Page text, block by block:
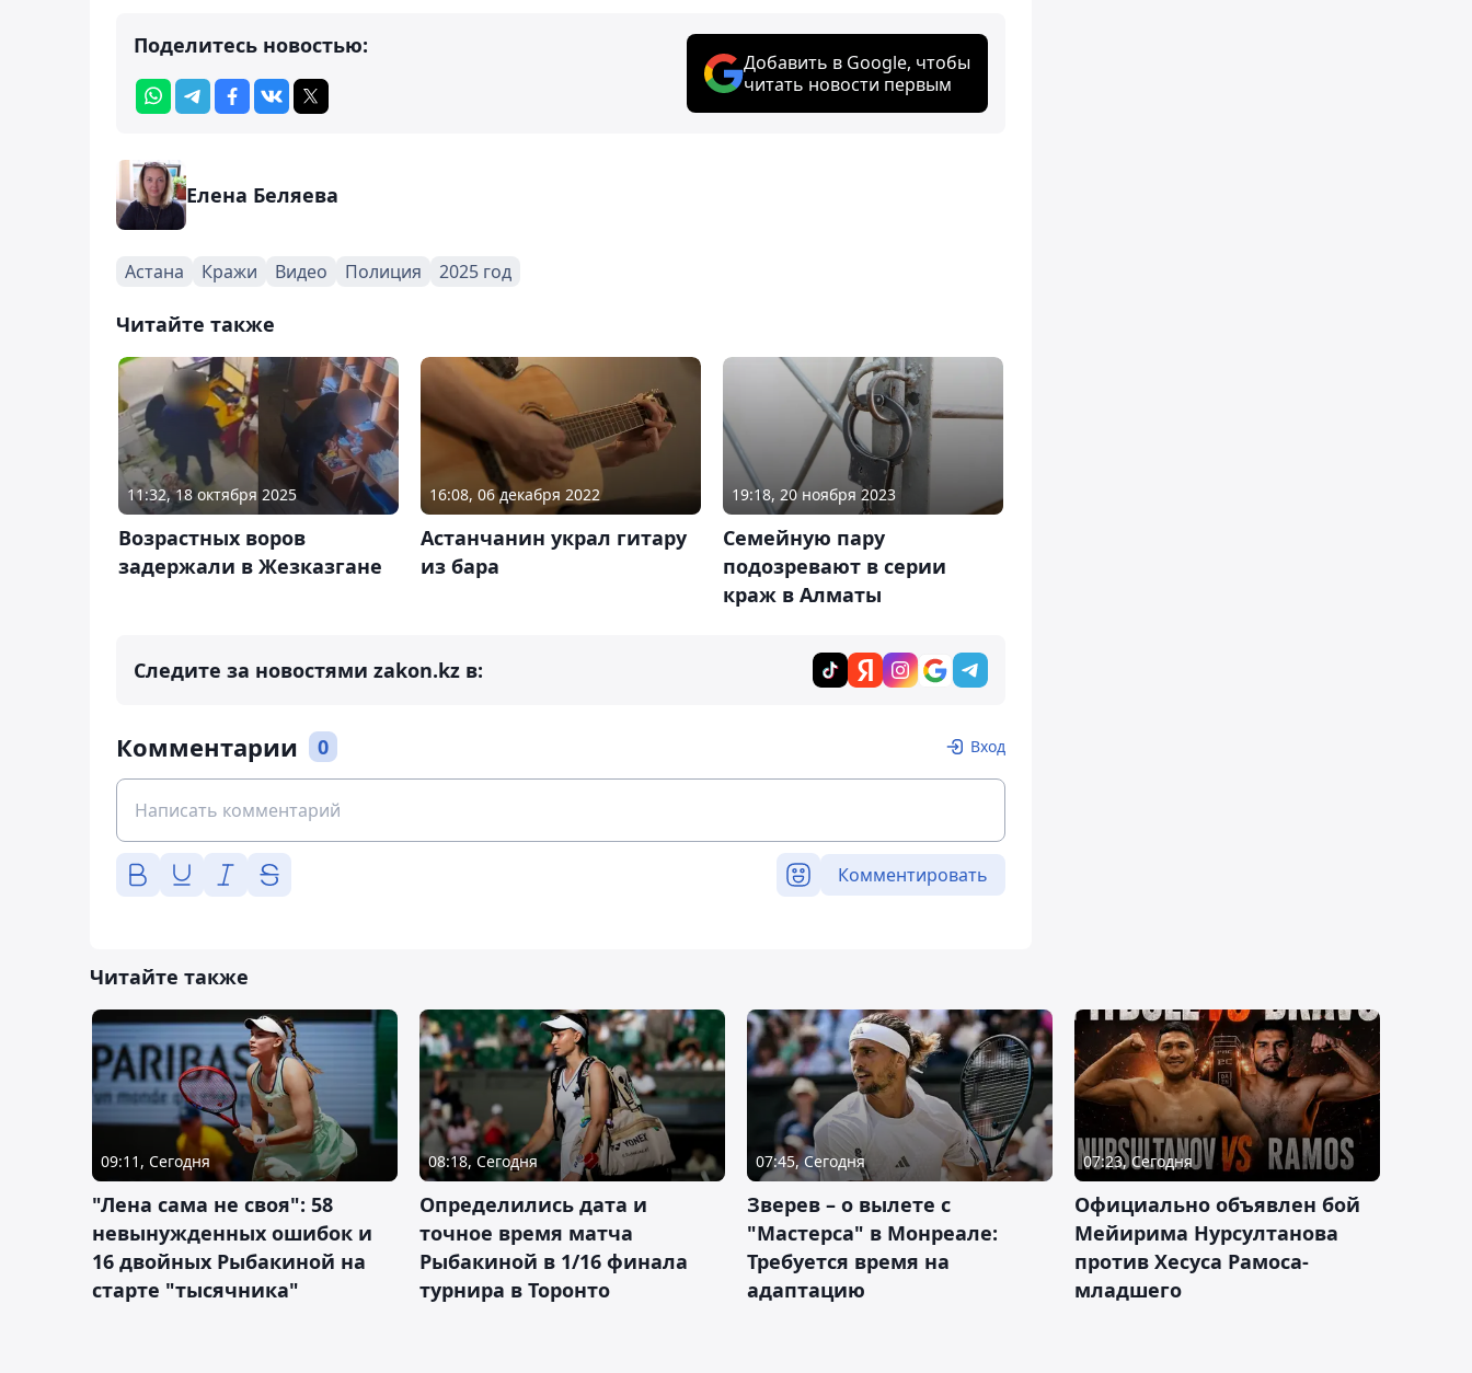
Поделитесь новостью:
Добавить в Google, чтобы
читать новости первым
Елена Беляева
Астана Кражи Видео Полиция 2025 год
Читайте также
11:32, 18 октября 2025
Возрастных воров
задержали в Жезказгане
16:08, 06 декабря 2022
Астанчанин украл гитару
из бара
19:18, 20 ноября 2023
Семейную пару
подозревают в серии
краж в Алматы
Следите за новостями zakon.kz в:
Комментарии 0 Вход
Комментировать
Читайте также
09:11, Сегодня
"Лена сама не своя": 58
невынужденных ошибок и
16 двойных Рыбакиной на
старте "тысячника"
08:18, Сегодня
Определились дата и
точное время матча
Рыбакиной в 1/16 финала
турнира в Торонто
07:45, Сегодня
Зверев – о вылете с
"Мастерса" в Монреале:
Требуется время на
адаптацию
07:23, Сегодня
Официально объявлен бой
Мейирима Нурсултанова
против Хесуса Рамоса-
младшего